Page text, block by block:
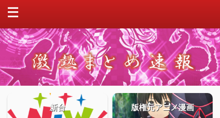
新台 版権元アニメ漫画